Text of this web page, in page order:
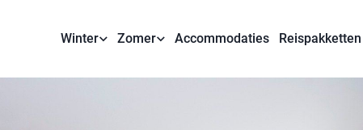
Winter Zomer Accommodaties Reispakketten